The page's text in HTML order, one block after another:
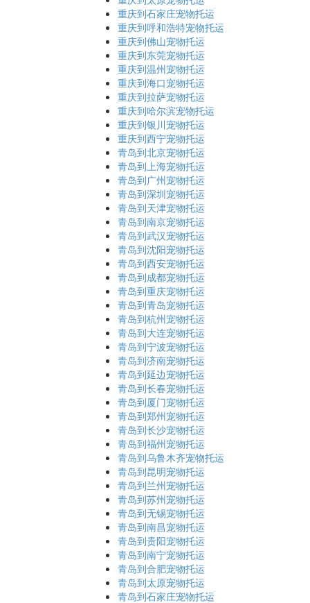
重庆到石家庄宠物托运
重庆到呼和浩特宠物托运
重庆到佛山宠物托运
重庆到东莞宠物托运
重庆到温州宠物托运
重庆到海口宠物托运
重庆到拉萨宠物托运
重庆到哈尔滨宠物托运
重庆到银川宠物托运
重庆到西宁宠物托运
青岛到北京宠物托运
青岛到上海宠物托运
青岛到广州宠物托运
青岛到深圳宠物托运
青岛到天津宠物托运
青岛到南京宠物托运
青岛到武汉宠物托运
青岛到沈阳宠物托运
青岛到西安宠物托运
青岛到成都宠物托运
青岛到重庆宠物托运
青岛到青岛宠物托运
青岛到杭州宠物托运
青岛到大连宠物托运
青岛到宁波宠物托运
青岛到济南宠物托运
青岛到延边宠物托运
青岛到长春宠物托运
青岛到厦门宠物托运
青岛到郑州宠物托运
青岛到长沙宠物托运
青岛到福州宠物托运
青岛到乌鲁木齐宠物托运
青岛到昆明宠物托运
青岛到兰州宠物托运
青岛到苏州宠物托运
青岛到无锡宠物托运
青岛到南昌宠物托运
青岛到贵阳宠物托运
青岛到南宁宠物托运
青岛到合肥宠物托运
青岛到太原宠物托运
青岛到石家庄宠物托运